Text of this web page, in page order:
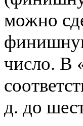
можно
число. В
д. до